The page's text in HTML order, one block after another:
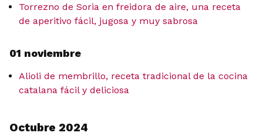
Torrezno de Soria en freidora de aire, una receta
de aperitivo fácil, jugosa y muy sabrosa
01 noviembre
Alioli de membrillo, receta tradicional de la cocina
catalana fácil y deliciosa
Octubre 2024